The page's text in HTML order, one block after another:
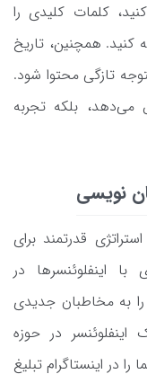
کلمات کلیدی را
کنید. همچنین، تاریخ
تازگی محتوا شود.
می‌دهد، بلکه تجربه
قدرتمند برای
اینفلوئنسرها در
به مخاطبان جدیدی
در حوزه
در اینستاگرام تبلیغ